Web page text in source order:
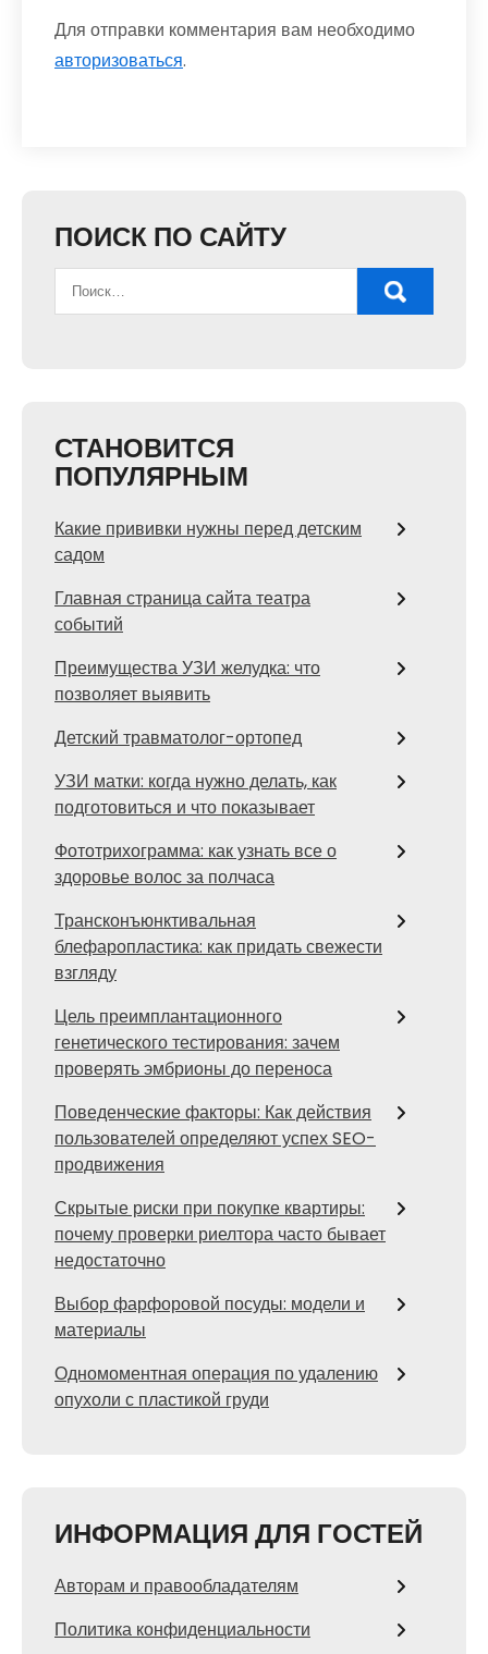
Для отправки комментария вам необходимо
авторизоваться.
ПОИСК ПО САЙТУ
СТАНОВИТСЯ
ПОПУЛЯРНЫМ
Какие прививки нужны перед детским
садом
Главная страница сайта театра
событий
Преимущества УЗИ желудка: что
позволяет выявить
Детский травматолог-ортопед
УЗИ матки: когда нужно делать, как
подготовиться и что показывает
Фототрихограмма: как узнать все о
здоровье волос за полчаса
Трансконъюнктивальная
блефаропластика: как придать свежести
взгляду
Цель преимплантационного
генетического тестирования: зачем
проверять эмбрионы до переноса
Поведенческие факторы: Как действия
пользователей определяют успех SEO-
продвижения
Скрытые риски при покупке квартиры:
почему проверки риелтора часто бывает
недостаточно
Выбор фарфоровой посуды: модели и
материалы
Одномоментная операция по удалению
опухоли с пластикой груди
ИНФОРМАЦИЯ ДЛЯ ГОСТЕЙ
Авторам и правообладателям
Политика конфиденциальности